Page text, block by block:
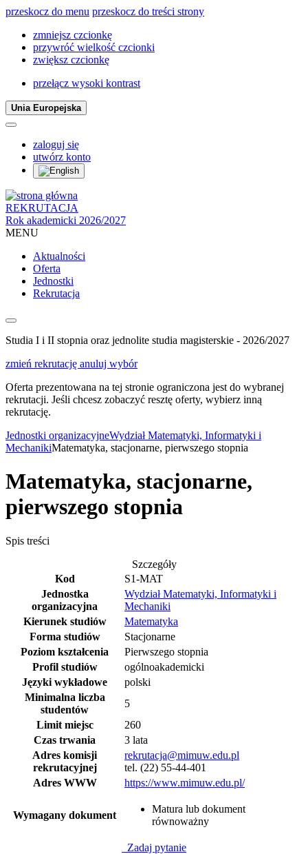
przeskocz do menu przeskocz do treści strony
zmniejsz czcionkę
przywróć wielkość czcionki
zwiększ czcionkę
przełącz wysoki kontrast
Unia Europejska
zaloguj się
utwórz konto
REKRUTACJA
Rok akademicki 2026/2027
MENU
Aktualności
Oferta
Jednostki
Rekrutacja
Studia I i II stopnia oraz jednolite studia magisterskie - 2026/2027
zmień rekrutację anuluj wybór
Oferta prezentowana na tej stronie ograniczona jest do wybranej
rekrutacji. Jeśli chcesz zobaczyć resztę oferty, wybierz inną
rekrutację.
Jednostki organizacyjneWydział Matematyki, Informatyki i
MechanikiMatematyka, stacjonarne, pierwszego stopnia
Matematyka, stacjonarne,
pierwszego stopnia
Spis treści
Szczegóły
Kod
S1-MAT
Jednostka
organizacyjna
Wydział Matematyki, Informatyki i
Mechaniki
Kierunek studiów
Matematyka
Forma studiów
Stacjonarne
Poziom kształcenia
Pierwszego stopnia
Profil studiów
ogólnoakademicki
Języki wykładowe
polski
Minimalna liczba
studentów
5
Limit miejsc
260
Czas trwania
3 lata
Adres komisji
rekrutacyjnej
rekrutacja@mimuw.edu.pl
tel. (22) 55-44-401
Adres WWW
https://www.mimuw.edu.pl/
Wymagany dokument
Matura lub dokument
równoważny
Zadaj pytanie